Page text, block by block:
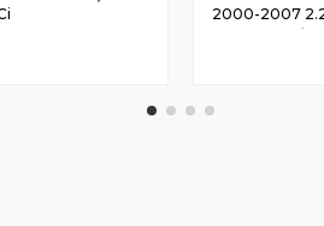
2000-2007